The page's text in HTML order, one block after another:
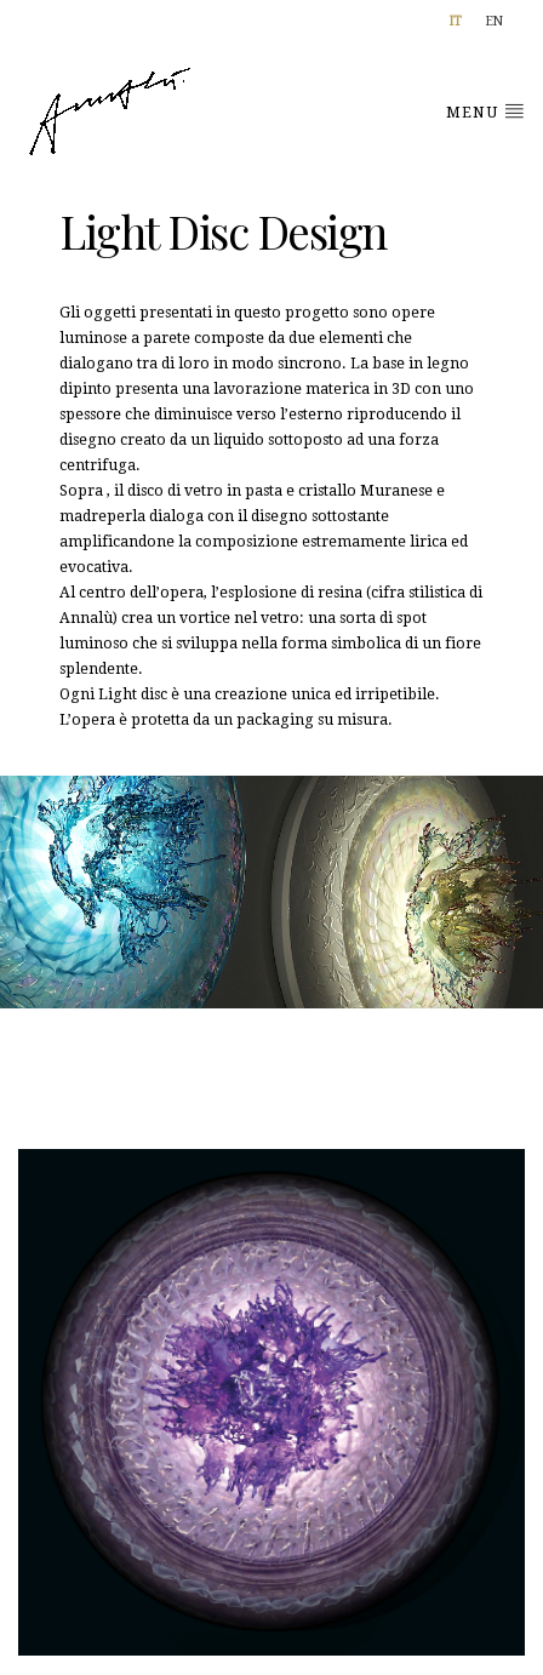
IT EN
MENU
Light Disc Design
Gli oggetti presentati in questo progetto sono opere
luminose a parete composte da due elementi che
dialogano tra di loro in modo sincrono. La base in legno
dipinto presenta una lavorazione materica in 3D con uno
spessore che diminuisce verso l’esterno riproducendo il
disegno creato da un liquido sottoposto ad una forza
centrifuga.
Sopra , il disco di vetro in pasta e cristallo Muranese e
madreperla dialoga con il disegno sottostante
amplificandone la composizione estremamente lirica ed
evocativa.
Al centro dell’opera, l’esplosione di resina (cifra stilistica di
Annalù) crea un vortice nel vetro: una sorta di spot
luminoso che si sviluppa nella forma simbolica di un fiore
splendente.
Ogni Light disc è una creazione unica ed irripetibile.
L’opera è protetta da un packaging su misura.